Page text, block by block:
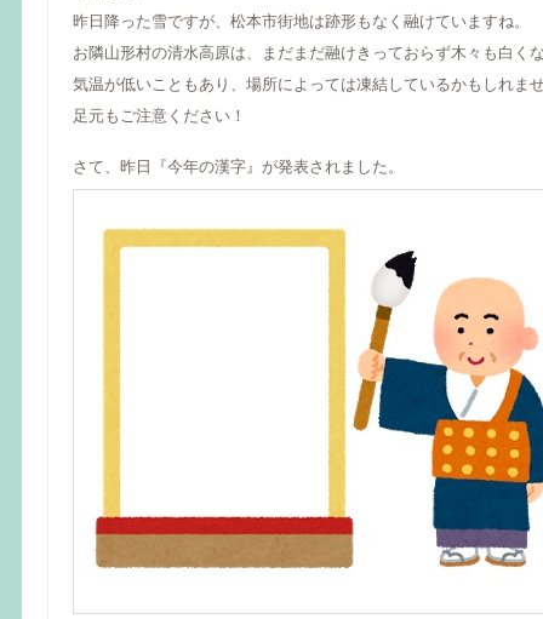
昨日降った雪ですが、松本市街地は跡形もなく融けていますね。
お隣山形村の清水高原は、まだまだ融けきっておらず木々も白く
気温が低いこともあり、場所によっては凍結しているかもしれま
足元もご注意ください！
さて、昨日『今年の漢字』が発表されました。